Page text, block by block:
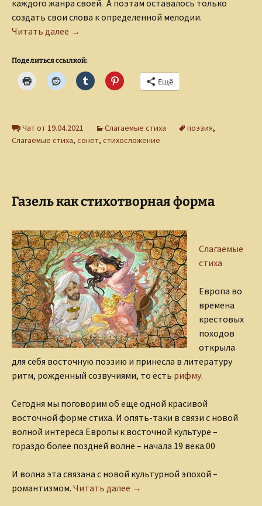
каждого жанра своей. А поэтам оставалось только
создать свои слова к определенной мелодии.
Читать далее Вечно юный сонет
→
Поделиться ссылкой:
Ещё
Чат от 19.04.2021 Слагаемые стиха поэзия,
Слагаемые стиха, сонет, стихосложение
Газель как стихотворная форма
Слагаемые
стиха
Европа во
времена
крестовых
походов
открыла
для себя восточную поэзию и принесла в литературу
ритм, рожденный созвучиями, то есть рифму.
Сегодня мы поговорим об еще одной красивой
восточной форме стиха. И опять-таки в связи с новой
волной интереса Европы к восточной культуре –
гораздо более поздней волне – начала 19 века.00
И волна эта связана с новой культурной эпохой –
романтизмом. Читать далее Газель как стихотворная
→